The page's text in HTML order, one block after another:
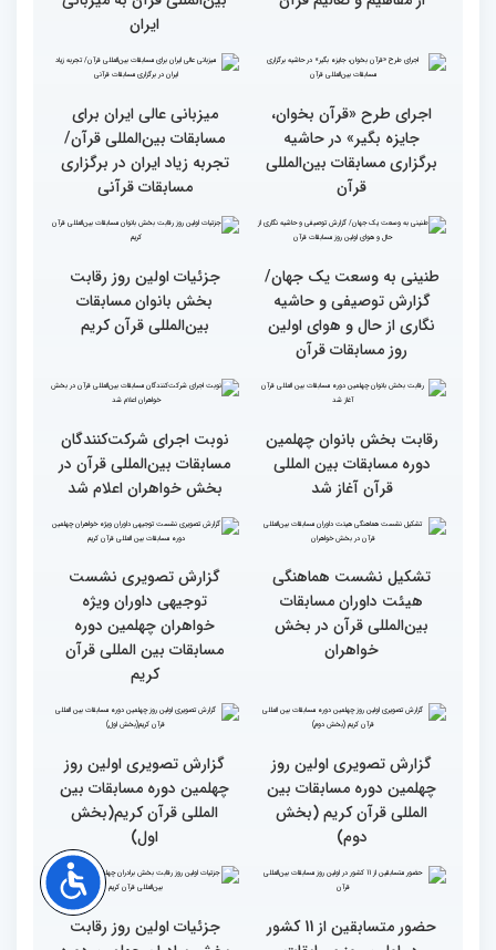
غرفه پاسخگویی به سوالات
شرعی در حاشیه چهلمین
دوره مسابقات بین‌المللی
قرآن
انس با قرآن بهترین نقشه
راه برای زندگی افراد مختلف
وحدت کشورهای جهان
اسلام مهمترین پیام دریافتی
از مفاهیم و تعالیم قرآن
راهیابی 35 بانو از 40 کشور
به مرحله نهایی مسابقات
بین‌المللی قرآن به میزبانی
ایران
اجرای طرح «قرآن بخوان،
جایزه بگیر» در حاشیه
برگزاری مسابقات بین‌المللی
قرآن
میزبانی عالی ایران برای
مسابقات بین‌المللی قرآن/
تجربه زیاد ایران در برگزاری
مسابقات قرآنی
طنینی به وسعت یک جهان/
گزارش توصیفی و حاشیه
نگاری از حال و هوای اولین
روز مسابقات قرآن
جزئیات اولین روز رقابت
بخش بانوان مسابقات
بین‌المللی قرآن کریم
رقابت بخش بانوان چهلمین
دوره مسابقات بین المللی
قرآن آغاز شد
نوبت اجرای شرکت‌کنندگان
مسابقات بین‌المللی قرآن در
بخش خواهران اعلام شد
تشکیل نشست هماهنگی
هیئت داوران مسابقات
بین‌المللی قرآن در بخش
خواهران
گزارش تصویری نشست
توجیهی داوران ویژه
خواهران چهلمین دوره
مسابقات بین المللی قرآن